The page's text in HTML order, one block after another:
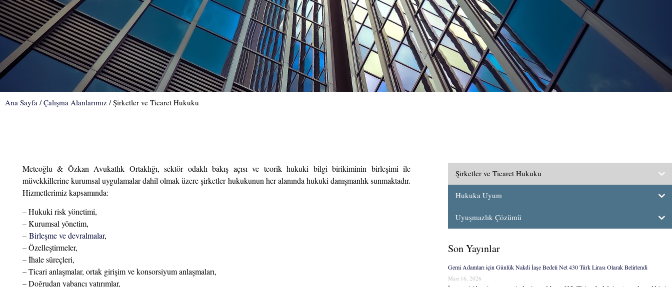
Ana Sayfa /Çalışma Alanlarımız /Şirketler ve Ticaret Hukuku
Meteoğlu & Özkan Avukatlık Ortaklığı, sektör odaklı bakış açısı ve teorik hukuki bilgi birikiminin birleşimi ile
müvekkillerine kurumsal uygulamalar dahil olmak üzere şirketler hukukunun her alanında hukuki danışmanlık sunmaktadır.
Hizmetlerimiz kapsamında:
– Hukuki risk yönetimi,
– Kurumsal yönetim,
– Birleşme ve devralmalar,
– Özelleştirmeler,
– İhale süreçleri,
– Ticari anlaşmalar, ortak girişim ve konsorsiyum anlaşmaları,
– Doğrudan yabancı yatırımlar,
Şirketler ve Ticaret Hukuku
Hukuka Uyum
Uyuşmazlık Çözümü
Son Yayınlar
Gemi Adamları için Günlük Nakdi İaşe Bedeli Net 430 Türk Lirası Olarak Belirlendi
Mart 16, 2026